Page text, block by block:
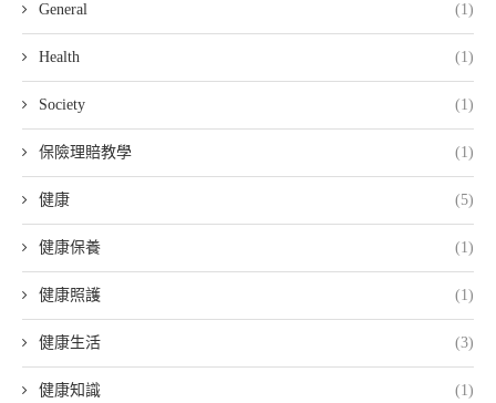
General (1)
Health (1)
Society (1)
保險理賠教學 (1)
健康 (5)
健康保養 (1)
健康照護 (1)
健康生活 (3)
健康知識 (1)